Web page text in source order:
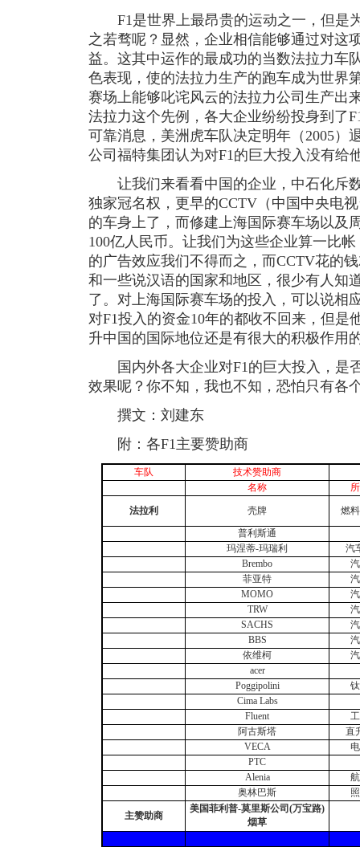
F1是世界上最昂贵的运动之一，但是
之若骛呢？显然，企业相信能够通过对这
益。这其中运作的最成功的当数法拉力车
色表现，使的法拉力生产的跑车成为世界
赛场上能够叱诧风云的法拉力公司生产出
法拉力这个先例，各大企业纷纷投身到了
可靠消息，美洲虎车队决定明年（2005）
公司福特集团认为对F1的巨大投入没有给
让我们来看看中国的企业，中石化斥
独家冠名权，更早的CCTV（中国中央电
的车身上了，而修建上海国际赛车场以及
100亿人民币。让我们为这些企业算一比
的广告效应我们不得而之，而CCTV花的
和一些说汉语的国家和地区，很少有人知
了。对上海国际赛车场的投入，可以说相
对F1投入的资金10年的都收不回来，但是
升中国的国际地位还是有很大的积极作用
国内外各大企业对F1的巨大投入，是
效果呢？你不知，我也不知，恐怕只有各
撰文：刘建东
附：各F1主要赞助商
车队
技术赞助商
名称
法拉利 壳牌
燃
普利斯通
玛涅蒂-玛瑞利
汽
Brembo
菲亚特
MOMO
TRW
SACHS
BBS
依维柯
acer
Poggipolini
Cima Labs
Fluent
阿古斯塔
直
VECA
PTC
Alenia
奥林巴斯
主赞助商
美国菲利普-莫里斯公司(万宝路)
烟草